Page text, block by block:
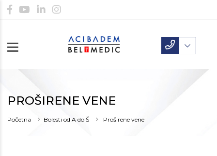
PROŠIRENE VENE
Početna Bolesti od A do Š Proširene vene